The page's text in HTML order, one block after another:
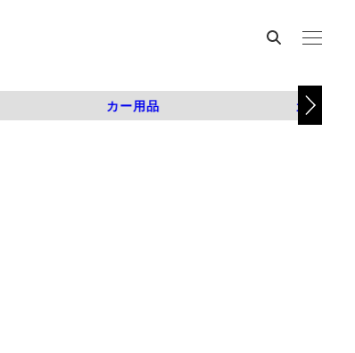
カー用品 カスタム